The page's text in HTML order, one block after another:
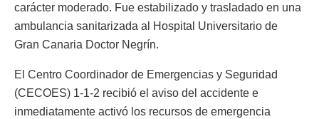
carácter moderado. Fue estabilizado y trasladado en una
ambulancia sanitarizada al Hospital Universitario de
Gran Canaria Doctor Negrín.
El Centro Coordinador de Emergencias y Seguridad
(CECOES) 1-1-2 recibió el aviso del accidente e
inmediatamente activó los recursos de emergencia